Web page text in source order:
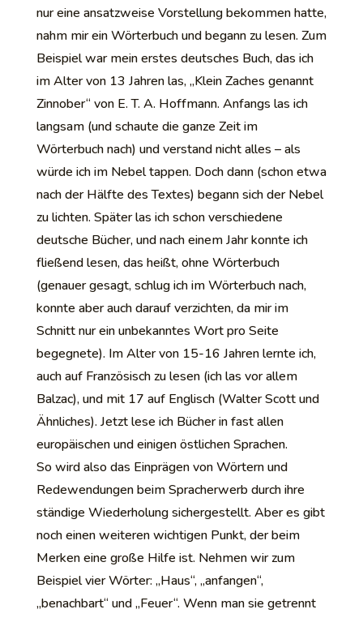
nur eine ansatzweise Vorstellung bekommen hatte,
nahm mir ein Wörterbuch und begann zu lesen. Zum
Beispiel war mein erstes deutsches Buch, das ich
im Alter von 13 Jahren las, „Klein Zaches genannt
Zinnober“ von E. T. A. Hoffmann. Anfangs las ich
langsam (und schaute die ganze Zeit im
Wörterbuch nach) und verstand nicht alles – als
würde ich im Nebel tappen. Doch dann (schon etwa
nach der Hälfte des Textes) begann sich der Nebel
zu lichten. Später las ich schon verschiedene
deutsche Bücher, und nach einem Jahr konnte ich
fließend lesen, das heißt, ohne Wörterbuch
(genauer gesagt, schlug ich im Wörterbuch nach,
konnte aber auch darauf verzichten, da mir im
Schnitt nur ein unbekanntes Wort pro Seite
begegnete). Im Alter von 15-16 Jahren lernte ich,
auch auf Französisch zu lesen (ich las vor allem
Balzac), und mit 17 auf Englisch (Walter Scott und
Ähnliches). Jetzt lese ich Bücher in fast allen
europäischen und einigen östlichen Sprachen.
So wird also das Einprägen von Wörtern und
Redewendungen beim Spracherwerb durch ihre
ständige Wiederholung sichergestellt. Aber es gibt
noch einen weiteren wichtigen Punkt, der beim
Merken eine große Hilfe ist. Nehmen wir zum
Beispiel vier Wörter: „Haus“, „anfangen“,
„benachbart“ und „Feuer“. Wenn man sie getrennt